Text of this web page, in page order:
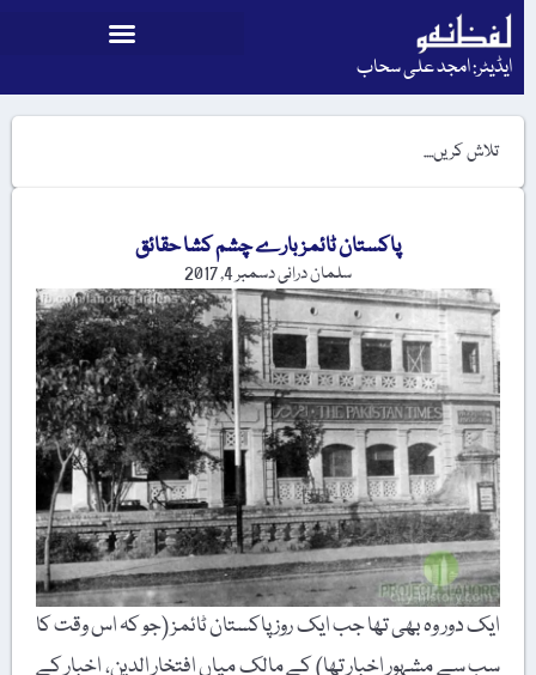
ایڈیٹر: امجد علی سحاب
پاکستان ٹائمز بارے چشم کشا حقائق
سلمان درانیدسمبر 4, 2017
ایک دور وہ بھی تھا جب ایک روز پاکستان ٹائمز (جو کہ اس وقت کا
سب سے مشہور اخبار تھا) کے مالک میاں افتخار الدین، اخبار کے